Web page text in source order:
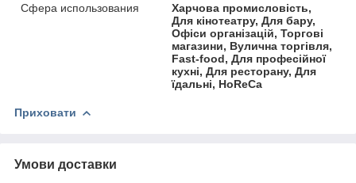
Сфера использования
Харчова промисловість,
Для кінотеатру, Для бару,
Офіси організацій, Торгові
магазини, Вулична торгівля,
Fast-food, Для професійної
кухні, Для ресторану, Для
їдальні, HoReCa
Приховати
Умови доставки